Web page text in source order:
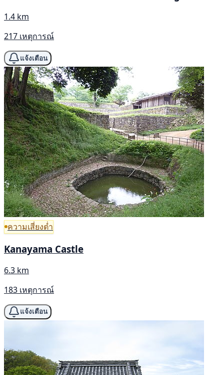
1.4 km
217 เหตุการณ์
แจ้งเตือน
ความเสี่ยงต่ำ
Kanayama Castle
6.3 km
183 เหตุการณ์
แจ้งเตือน